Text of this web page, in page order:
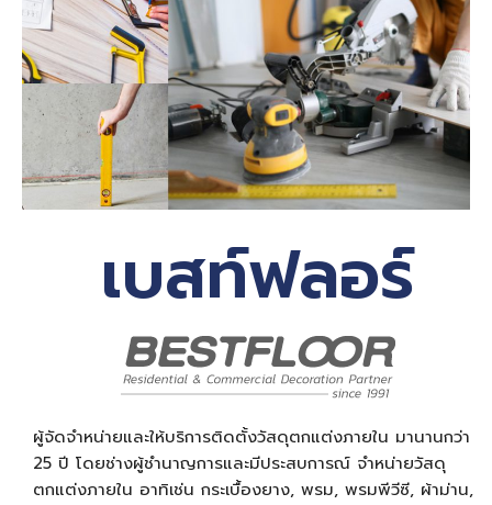
เบสท์ฟลอร์
ผู้จัดจำหน่ายและให้บริการติดตั้งวัสดุตกแต่งภายใน มานานกว่า
25 ปี โดยช่างผู้ชำนาญการและมีประสบการณ์ จำหน่ายวัสดุ
ตกแต่งภายใน อาทิเช่น กระเบื้องยาง, พรม, พรมพีวีซี, ผ้าม่าน,